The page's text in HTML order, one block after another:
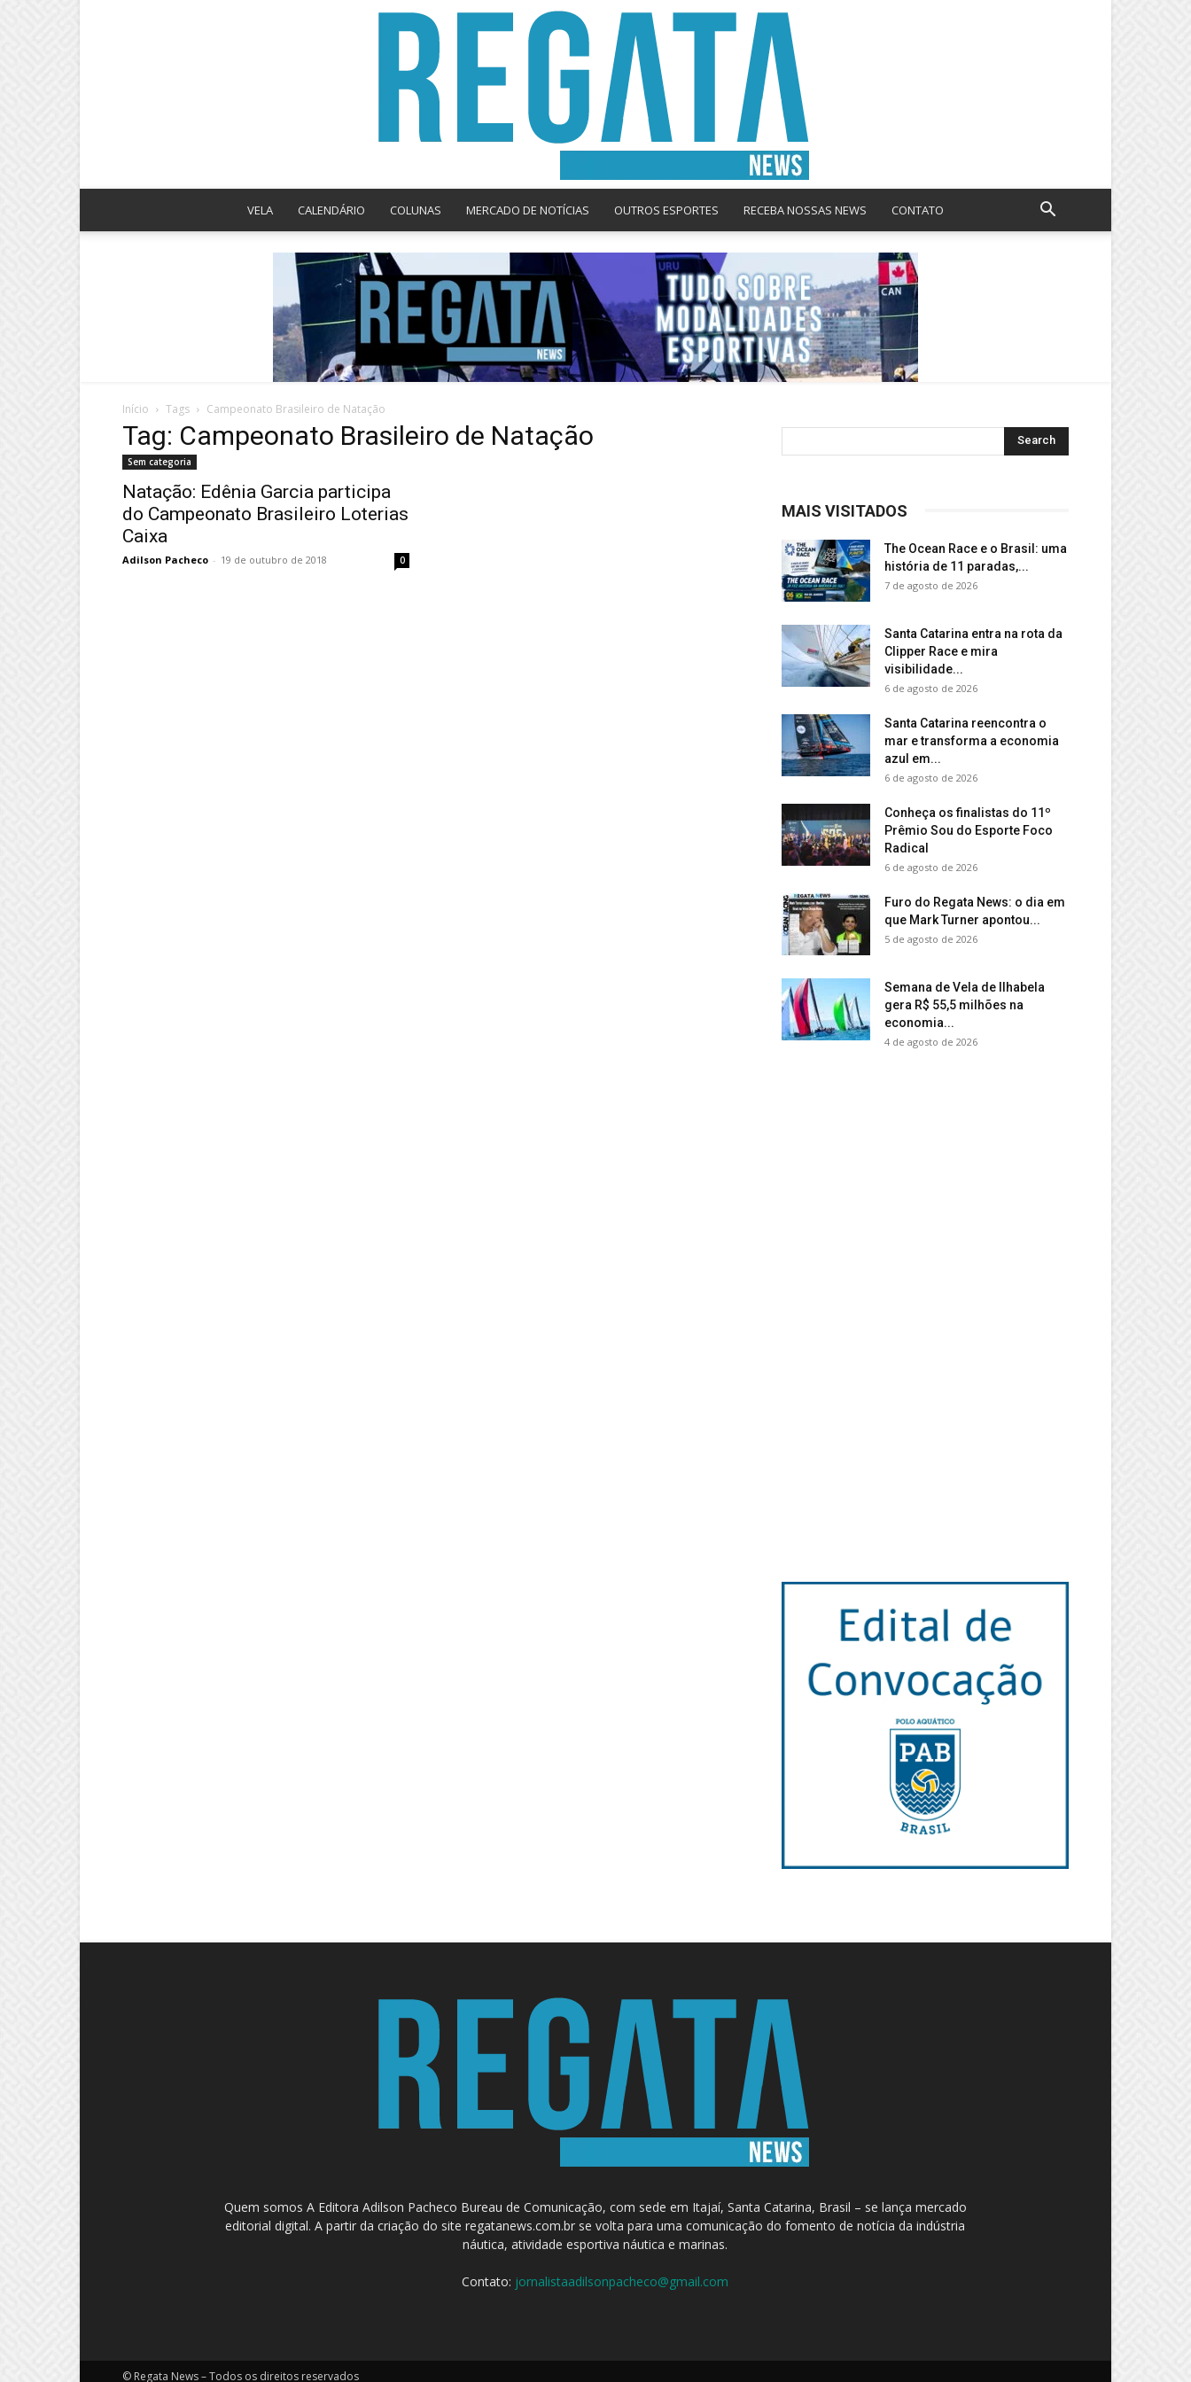
News
VELA CALENDÁRIO COLUNAS MERCADO DE NOTÍCIAS OUTROS ESPORTES RECEBA NOSSAS NEWS CONTATO
Início Tags Campeonato Brasileiro de Natação
Tag: Campeonato Brasileiro de Natação
Sem categoria
Natação: Edênia Garcia participa
do Campeonato Brasileiro Loterias
Caixa
Adilson Pacheco - 19 de outubro de 2018 0
MAIS VISITADOS
The Ocean Race e o Brasil: uma
história de 11 paradas,...
7 de agosto de 2026
Santa Catarina entra na rota da
Clipper Race e mira
visibilidade...
6 de agosto de 2026
Santa Catarina reencontra o
mar e transforma a economia
azul em...
6 de agosto de 2026
Conheça os finalistas do 11º
Prêmio Sou do Esporte Foco
Radical
6 de agosto de 2026
Furo do Regata News: o dia em
que Mark Turner apontou...
5 de agosto de 2026
Semana de Vela de Ilhabela
gera R$ 55,5 milhões na
economia...
4 de agosto de 2026
Quem somos A Editora Adilson Pacheco Bureau de Comunicação, com sede em Itajaí, Santa Catarina, Brasil – se lança mercado
editorial digital. A partir da criação do site regatanews.com.br se volta para uma comunicação do fomento de notícia da indústria
náutica, atividade esportiva náutica e marinas.
Contato: jornalistaadilsonpacheco@gmail.com
© Regata News – Todos os direitos reservados